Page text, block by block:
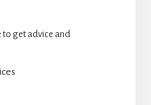
get advice and